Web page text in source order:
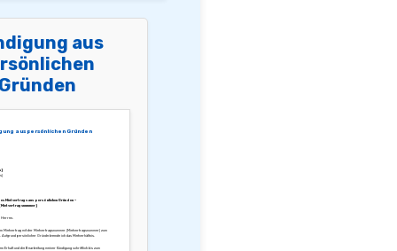
aus
aus persönlichen Gründen
Mietvertrags aus persönlichen Gründen –
Herren,
Mietvertrag mit der Mietvertragsnummer [Mietvertragsnummer] zum
Aufgrund persönlicher Gründe beende ich das Mietverhältnis.
Erhalt und die Bearbeitung meiner Kündigung schriftlich bis zum